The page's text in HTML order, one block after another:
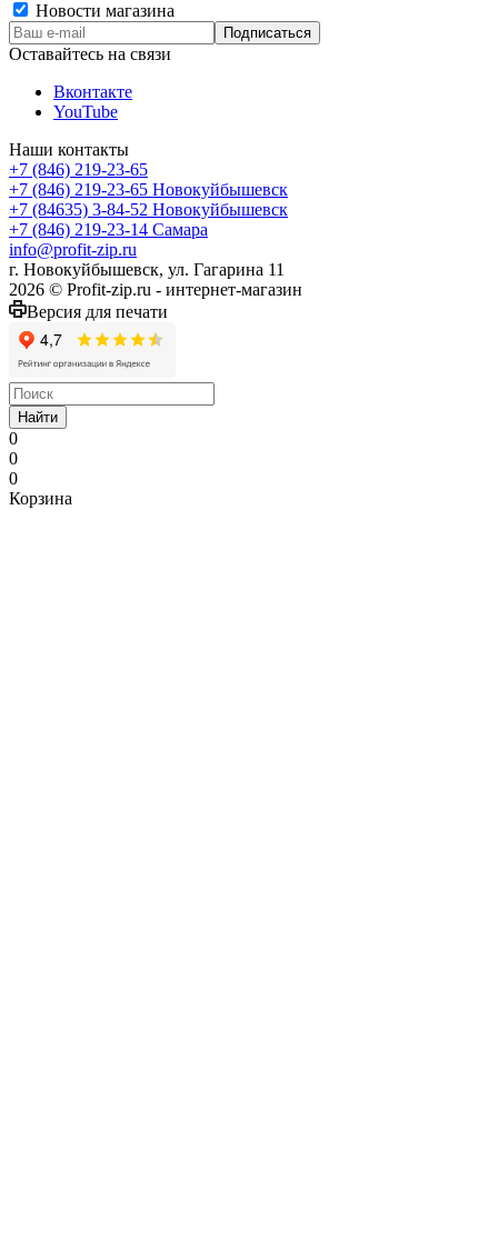
Новости магазина
Оставайтесь на связи
Вконтакте
YouTube
Наши контакты
+7 (846) 219-23-65
+7 (846) 219-23-65 Новокуйбышевск
+7 (84635) 3-84-52 Новокуйбышевск
+7 (846) 219-23-14 Самара
info@profit-zip.ru
г. Новокуйбышевск, ул. Гагарина 11
2026 © Profit-zip.ru - интернет-магазин
Версия для печати
Найти
0
0
0
Корзина